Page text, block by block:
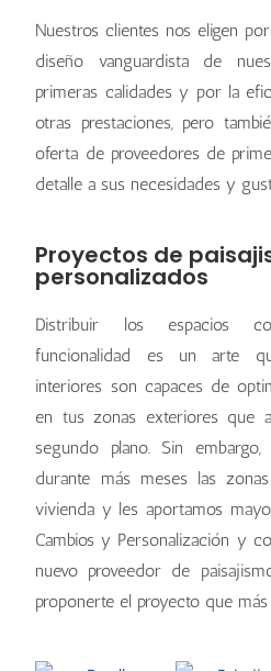
Nuestros clientes nos eligen
diseño vanguardista de
primeras calidades y por la
otras prestaciones, pero
oferta de proveedores de
detalle a sus necesidades y
Proyectos de
personalizados
Distribuir los espacios
funcionalidad es un arte
interiores son capaces de
en tus zonas exteriores que
segundo plano. Sin embargo,
durante más meses las
vivienda y les aportamos
Cambios y Personalización y
nuevo proveedor de
proponerte el proyecto que